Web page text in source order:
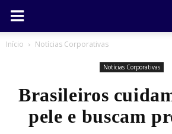
Início Notícias Corporativas
Notícias Corporativas
Brasileiros
pele e buscam